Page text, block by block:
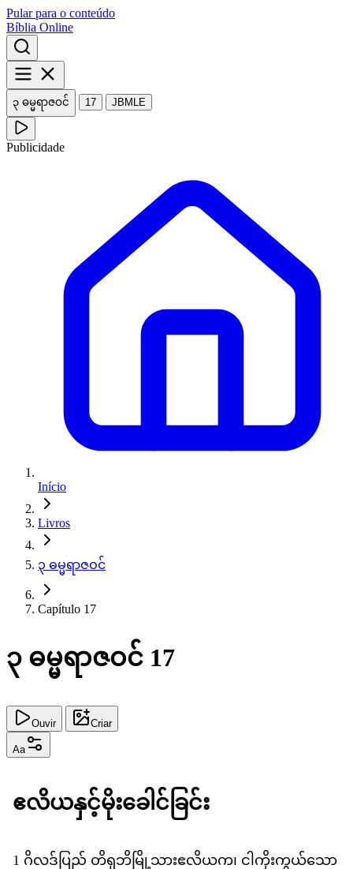
Pular para o conteúdo
Bíblia Online
၃ ဓမ္မရာဇဝင် 17 JBMLE
Publicidade
Início
Livros
၃ ဓမ္မရာဇဝင်
Capítulo 17
၃ ဓမ္မရာဇဝင် 17
Ouvir Criar
Aa
ဧလယနငမခ င ခင
1 ဂလဒ ပည တရဘ မ သဧလယက၊ င ကကယသ